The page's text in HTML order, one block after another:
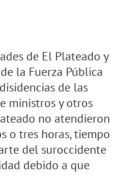
de El Plateado y
la Fuerza Pública
de las
ministros y otros
no atendieron
o tres horas, tiempo
del suroccidente
debido a que